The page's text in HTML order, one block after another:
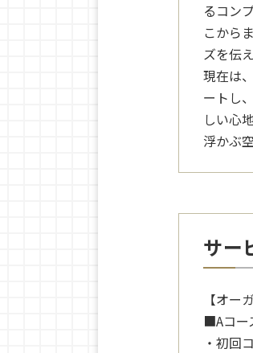
るコン
こから
ズを伝
現在は
ートし
しい心
浮かぶ
サー
【オー
■Aコー
・初回